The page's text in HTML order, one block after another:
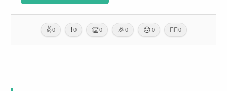
✌️0 ❗0 👏0 🎉0 🙃0 🙇‍♂️0